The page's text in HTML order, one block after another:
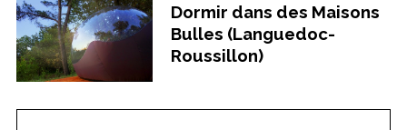
Dormir dans des Maisons
Bulles (Languedoc-
Roussillon)